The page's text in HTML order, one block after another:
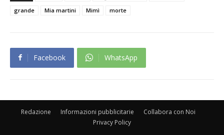
grande
Mia martini Mimì morte
Facebook WhatsApp
Redazione Informazioni pubblicitarie
Collabora con Noi
Privacy Policy